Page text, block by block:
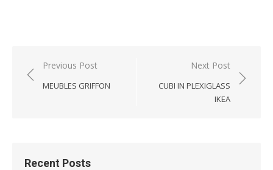
Post
navigation
Previous Post
MEUBLES GRIFFON
Next Post
CUBI IN PLEXIGLASS
IKEA
Recent Posts